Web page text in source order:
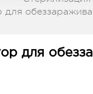
для
для